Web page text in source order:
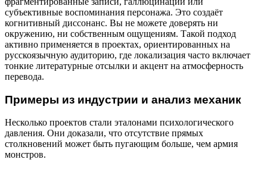
субъективные воспоминания персонажа. Это создаёт
когнитивный диссонанс. Вы не можете доверять ни
окружению, ни собственным ощущениям. Такой подход
активно применяется в проектах, ориентированных на
русскоязычную аудиторию, где локализация часто включает
тонкие литературные отсылки и акцент на атмосферность
перевода.
Примеры из индустрии и анализ механик
Несколько проектов стали эталонами психологического
давления. Они доказали, что отсутствие прямых
столкновений может быть пугающим больше, чем армия
монстров.